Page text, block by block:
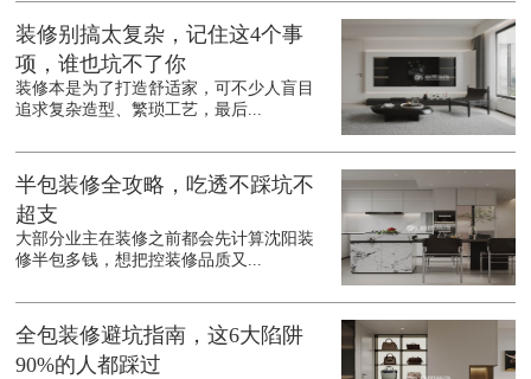
装修别搞太复杂，记住这4个事
项，谁也坑不了你
装修本是为了打造舒适家，可不少人盲目
追求复杂造型、繁琐工艺，最后...
半包装修全攻略，吃透不踩坑不
超支
大部分业主在装修之前都会先计算沈阳装
修半包多钱，想把控装修品质又...
全包装修避坑指南，这6大陷阱
90%的人都踩过